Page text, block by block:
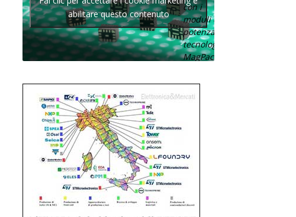
con i
moduli di
potenza con
tecnologia
MagPack.
abilitare questo contenuto